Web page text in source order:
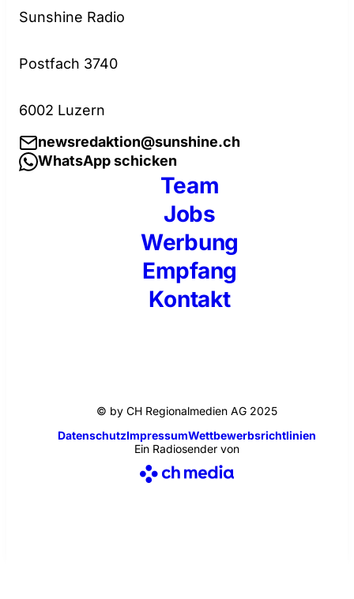
Sunshine Radio
Postfach 3740
6002 Luzern
newsredaktion@sunshine.ch
WhatsApp schicken
Team
Jobs
Werbung
Empfang
Kontakt
© by CH Regionalmedien AG 2025
DatenschutzImpressumWettbewerbsrichtlinien
Ein Radiosender von